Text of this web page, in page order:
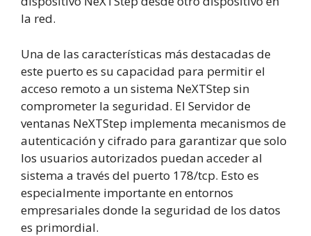
la red.
Una de las características más destacadas de
este puerto es su capacidad para permitir el
acceso remoto a un sistema NeXTStep sin
comprometer la seguridad. El Servidor de
ventanas NeXTStep implementa mecanismos de
autenticación y cifrado para garantizar que solo
los usuarios autorizados puedan acceder al
sistema a través del puerto 178/tcp. Esto es
especialmente importante en entornos
empresariales donde la seguridad de los datos
es primordial.